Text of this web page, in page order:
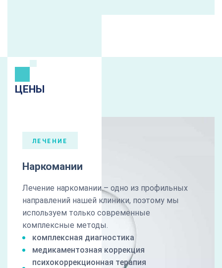
ЦЕНЫ
ЛЕЧЕНИЕ
Наркомании
Лечение наркомании – одно из профильных
направлений нашей клиники, поэтому мы
используем только современные
комплексные методы.
комплексная диагностика
медикаментозная коррекция
психокоррекционная терапия